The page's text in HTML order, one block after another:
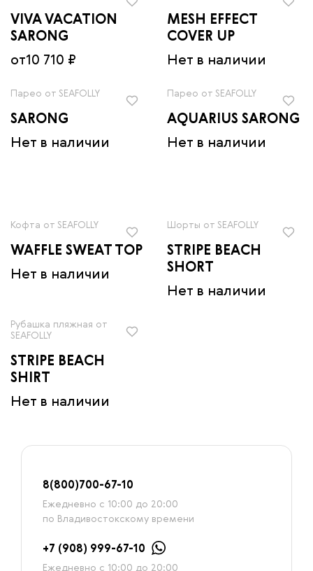
VIVA VACATION
SARONG
от10 710 ₽
MESH EFFECT
COVER UP
Нет в наличии
Парео от SEAFOLLY
SARONG
Нет в наличии
Парео от SEAFOLLY
AQUARIUS SARONG
Нет в наличии
Кофта от SEAFOLLY
WAFFLE SWEAT TOP
Нет в наличии
Шорты от SEAFOLLY
STRIPE BEACH
SHORT
Нет в наличии
Рубашка пляжная от
SEAFOLLY
STRIPE BEACH
SHIRT
Нет в наличии
8(800)700-67-10
Ежедневно с 10:00 до 20:00
по Владивостокскому времени
+7 (908) 999-67-10
Ежедневно с 10:00 до 20:00